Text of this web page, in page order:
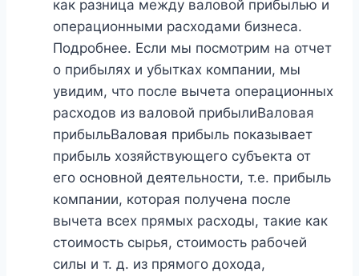
как разница между валовой прибылью и
операционными расходами бизнеса.
Подробнее. Если мы посмотрим на отчет
о прибылях и убытках компании, мы
увидим, что после вычета операционных
расходов из валовой прибылиВаловая
прибыльВаловая прибыль показывает
прибыль хозяйствующего субъекта от
его основной деятельности, т.е. прибыль
компании, которая получена после
вычета всех прямых расходы, такие как
стоимость сырья, стоимость рабочей
силы и т. д. из прямого дохода,